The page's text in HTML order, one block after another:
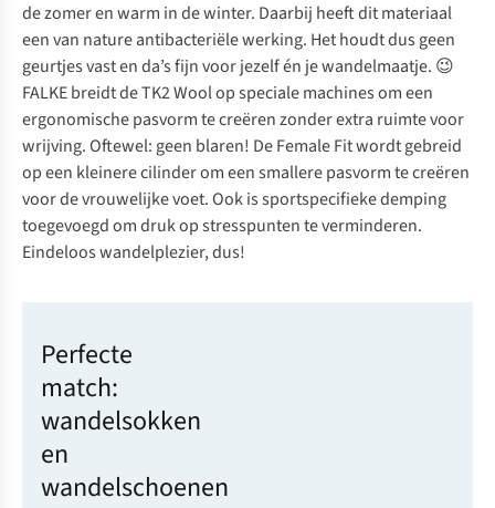
de zomer en warm in de winter. Daarbij heeft dit materiaal
een van nature antibacteriële werking. Het houdt dus geen
geurtjes vast en da’s fijn voor jezelf én je wandelmaatje. 😉
FALKE breidt deTK2 Woolop speciale machines om een
ergonomische pasvorm te creëren zonder extra ruimte voor
wrijving. Oftewel: geen blaren! DeFemale Fitwordt gebreid
op een kleinere cilinder om een smallere pasvorm te creëren
voor de vrouwelijke voet. Ook is sportspecifieke demping
toegevoegd om druk op stresspunten te verminderen.
Eindeloos wandelplezier, dus!
Perfecte
match:
wandelsokken
en
wandelschoenen